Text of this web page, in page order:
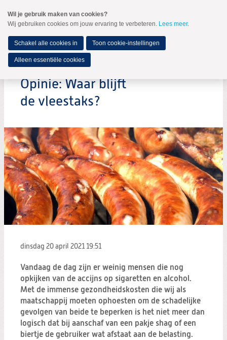
naar
Spring
de
inhoud
Spring
naar
hoofdmenu
MENU
Opinie: Waar blijft
de vleestaks?
dinsdag 20 april 2021 19:51
Vandaag de dag zijn er weinig mensen die nog
opkijken van de accijns op sigaretten en alcohol.
Met de immense gezondheidskosten die wij als
maatschappij moeten ophoesten om de schadelijke
gevolgen van beide te beperken is het niet meer dan
logisch dat bij aanschaf van een pakje shag of een
biertje de gebruiker wat afstaat aan de belasting.
Wil je gebruik maken van cookies?
Wij gebruiken cookies om jouw ervaring te verbeteren. Lees meer.
Schakel alle cookies in Toon cookie-instellingen
Alleen essentiële cookies